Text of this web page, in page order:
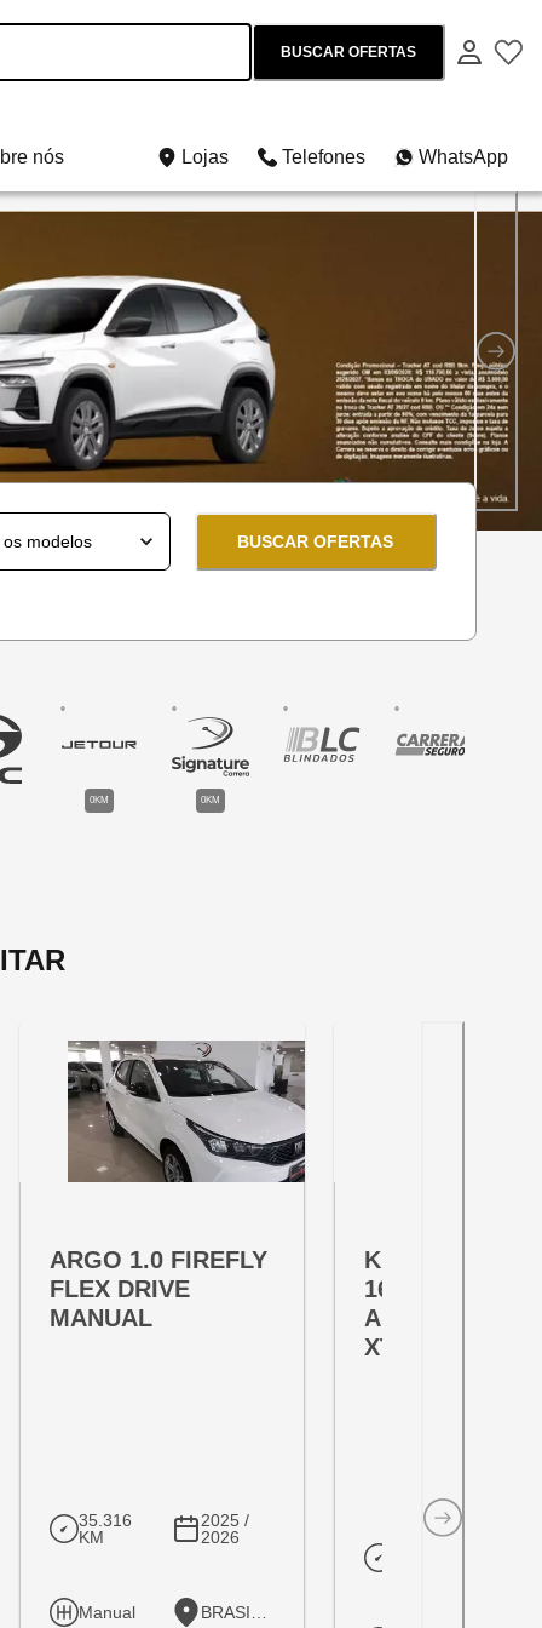
BUSCAR OFERTAS
nós Lojas Telefones WhatsApp
e usados
BUSCAR OFERTAS
0KM 0KM
ARGO 1.0 FIREFLY
FLEX DRIVE
MANUAL
35.316
KM
2025 /
2026
Manual
KICKS PLAY
16V
ADVANCE
XTRONIC